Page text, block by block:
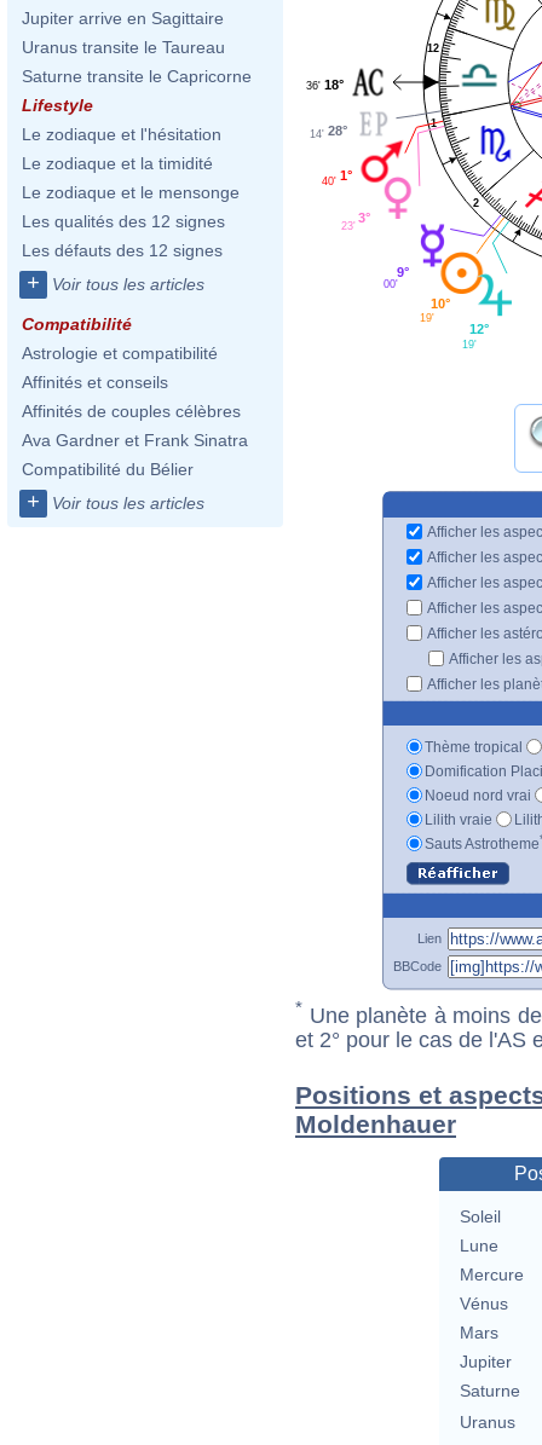
Jupiter arrive en Sagittaire
Uranus transite le Taureau
Saturne transite le Capricorne
Lifestyle
Le zodiaque et l'hésitation
Le zodiaque et la timidité
Le zodiaque et le mensonge
Les qualités des 12 signes
Les défauts des 12 signes
+ Voir tous les articles
Compatibilité
Astrologie et compatibilité
Affinités et conseils
Affinités de couples célèbres
Ava Gardner et Frank Sinatra
Compatibilité du Bélier
+ Voir tous les articles
1
2
12
18°
36'
28°
14'
1°
40'
3°
23'
9°
00'
10°
19'
12°
19'
Afficher les
Afficher les
Afficher les
Afficher les
Afficher les
Afficher les
Afficher les
Thème tropical
Domification
Noeud nord vrai
Lilith vraie
Sauts Astrotheme
Lien
BBCode
* Une planète à moins
et 2° pour le cas de l'AS
Positions et
Moldenhauer
Soleil
Lune
Mercure
Vénus
Mars
Jupiter
Saturne
Uranus